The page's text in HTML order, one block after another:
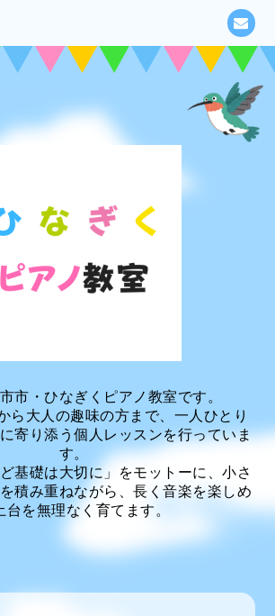
市・ひなぎくピアノ教室です。
ら大人の趣味の方まで、一人ひとり
寄り添う個人レッスンを行っていま
す。
基礎は大切に」をモットーに、小さ
積み重ねながら、長く音楽を楽しめ
台を無理なく育てます。